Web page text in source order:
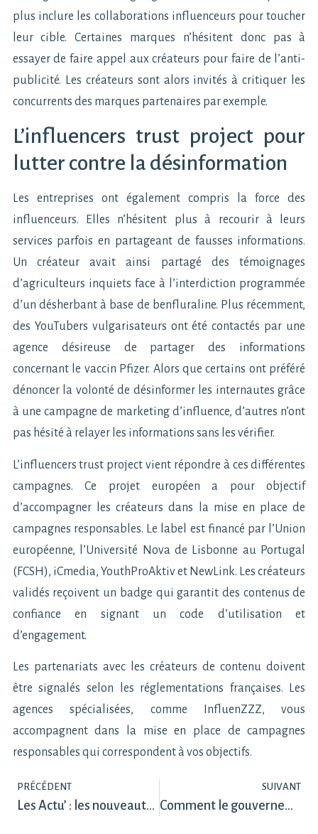
plus inclure les collaborations influenceurs pour toucher
leur cible. Certaines marques n’hésitent donc pas à
essayer de faire appel aux créateurs pour faire de l’anti-
publicité. Les créateurs sont alors invités à critiquer les
concurrents des marques partenaires par exemple.
L’influencers trust project pour
lutter contre la désinformation
Les entreprises ont également compris la force des
influenceurs. Elles n’hésitent plus à recourir à leurs
services parfois en partageant de fausses informations.
Un créateur avait ainsi partagé des témoignages
d’agriculteurs inquiets face à l’interdiction programmée
d’un désherbant à base de benfluraline. Plus récemment,
des YouTubers vulgarisateurs ont été contactés par une
agence désireuse de partager des informations
concernant le vaccin Pfizer. Alors que certains ont préféré
dénoncer la volonté de désinformer les internautes grâce
à une campagne de marketing d’influence, d’autres n’ont
pas hésité à relayer les informations sans les vérifier.
L’influencers trust project vient répondre à ces différentes
campagnes. Ce projet européen a pour objectif
d’accompagner les créateurs dans la mise en place de
campagnes responsables. Le label est financé par l’Union
européenne, l’Université Nova de Lisbonne au Portugal
(FCSH), iCmedia, YouthProAktiv et NewLink. Les créateurs
validés reçoivent un badge qui garantit des contenus de
confiance en signant un code d’utilisation et
d’engagement.
Les partenariats avec les créateurs de contenu doivent
être signalés selon les réglementations françaises. Les
agences spécialisées, comme InfluenZZZ, vous
accompagnent dans la mise en place de campagnes
responsables qui correspondent à vos objectifs.
PRÉCÉDENT
Les Actu’ : les nouveautés digitales de juin
SUIVANT
Comment le gouvernement utilise le nudge marketing ?